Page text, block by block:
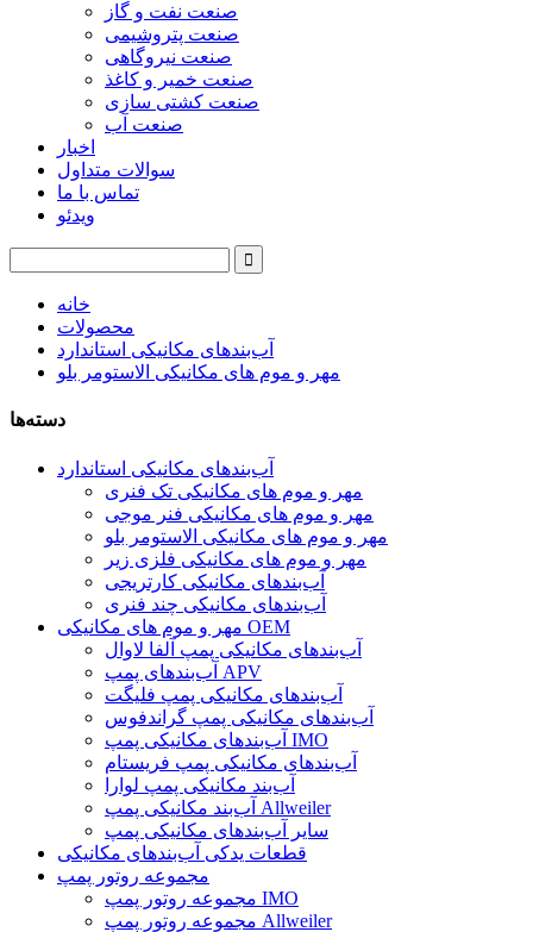
صنعت نفت و گاز
صنعت پتروشیمی
صنعت نیروگاهی
صنعت خمیر و کاغذ
صنعت کشتی سازی
صنعت آب
اخبار
سوالات متداول
تماس با ما
ویدئو
خانه
محصولات
آب‌بندهای مکانیکی استاندارد
مهر و موم های مکانیکی الاستومر بلو
دسته‌ها
آب‌بندهای مکانیکی استاندارد
مهر و موم های مکانیکی تک فنری
مهر و موم های مکانیکی فنر موجی
مهر و موم های مکانیکی الاستومر بلو
مهر و موم های مکانیکی فلزی زیر
آب‌بندهای مکانیکی کارتریجی
آب‌بندهای مکانیکی چند فنری
مهر و موم های مکانیکی OEM
آب‌بندهای مکانیکی پمپ آلفا لاوال
آب‌بندهای پمپ APV
آب‌بندهای مکانیکی پمپ فلیگت
آب‌بندهای مکانیکی پمپ گراندفوس
آب‌بندهای مکانیکی پمپ IMO
آب‌بندهای مکانیکی پمپ فریستام
آب‌بند مکانیکی پمپ لوارا
آب‌بند مکانیکی پمپ Allweiler
سایر آب‌بندهای مکانیکی پمپ
قطعات یدکی آب‌بندهای مکانیکی
مجموعه روتور پمپ
مجموعه روتور پمپ IMO
مجموعه روتور پمپ Allweiler